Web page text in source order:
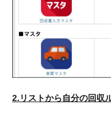
2.リストから自分の回収